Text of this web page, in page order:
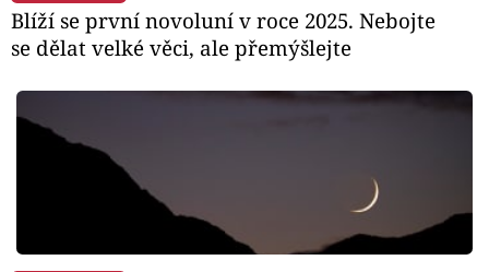
Blíží se první novoluní v roce 2025. Nebojte
se dělat velké věci, ale přemýšlejte